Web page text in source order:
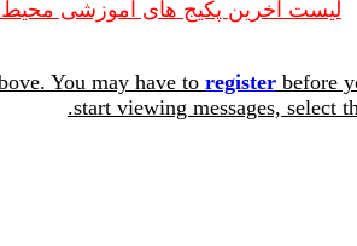
لیست آخرین پکیج های آموزشی
You may have to register before
start viewing messages, select